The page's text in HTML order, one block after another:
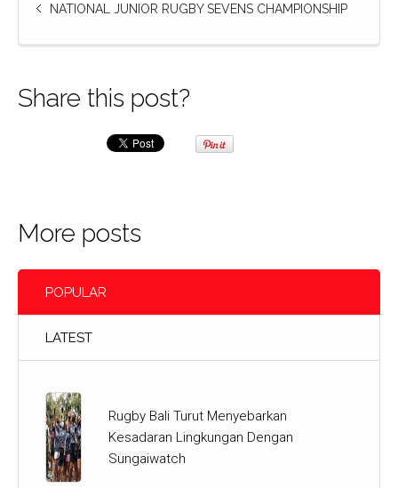
NATIONAL JUNIOR RUGBY SEVENS CHAMPIONSHIP
Share this post?
More posts
POPULAR
LATEST
Rugby Bali Turut Menyebarkan
Kesadaran Lingkungan Dengan
Sungaiwatch